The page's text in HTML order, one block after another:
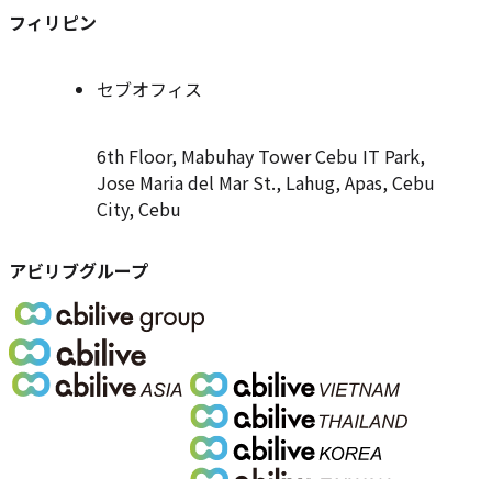
フィリピン
セブオフィス
6th Floor, Mabuhay Tower Cebu IT Park,
Jose Maria del Mar St., Lahug, Apas, Cebu
City, Cebu
アビリブグループ